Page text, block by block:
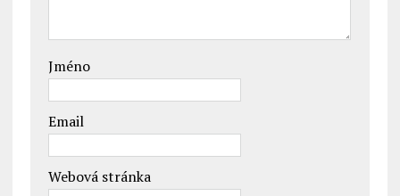
Jméno
Email
Webová stránka